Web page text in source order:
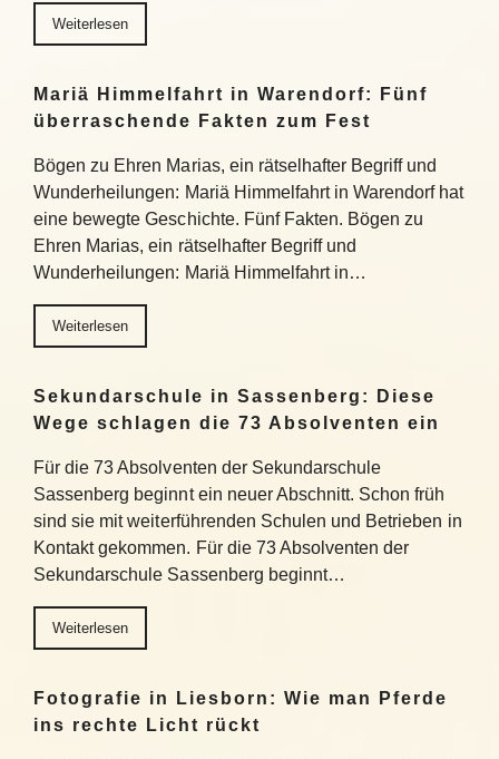
Weiterlesen
Mariä Himmelfahrt in Warendorf: Fünf
überraschende Fakten zum Fest
Bögen zu Ehren Marias, ein rätselhafter Begriff und
Wunderheilungen: Mariä Himmelfahrt in Warendorf hat
eine bewegte Geschichte. Fünf Fakten. Bögen zu
Ehren Marias, ein rätselhafter Begriff und
Wunderheilungen: Mariä Himmelfahrt in…
Weiterlesen
Sekundarschule in Sassenberg: Diese
Wege schlagen die 73 Absolventen ein
Für die 73 Absolventen der Sekundarschule
Sassenberg beginnt ein neuer Abschnitt. Schon früh
sind sie mit weiterführenden Schulen und Betrieben in
Kontakt gekommen. Für die 73 Absolventen der
Sekundarschule Sassenberg beginnt…
Weiterlesen
Fotografie in Liesborn: Wie man Pferde
ins rechte Licht rückt